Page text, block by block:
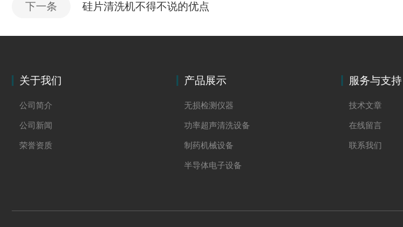
下一条 硅片清洗机不得不说的优点
关于我们
公司简介
公司新闻
荣誉资质
产品展示
无损检测仪器
功率超声清洗设备
制药机械设备
半导体电子设备
服务与支持
技术文章
在线留言
联系我们